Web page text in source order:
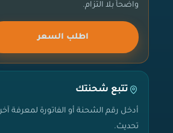
واضحاً بلا التزام.
اطلب السعر
تتبع شحنتك
أدخل رقم الشحنة أو الفاتورة لمعرفة آخر
تحديث.